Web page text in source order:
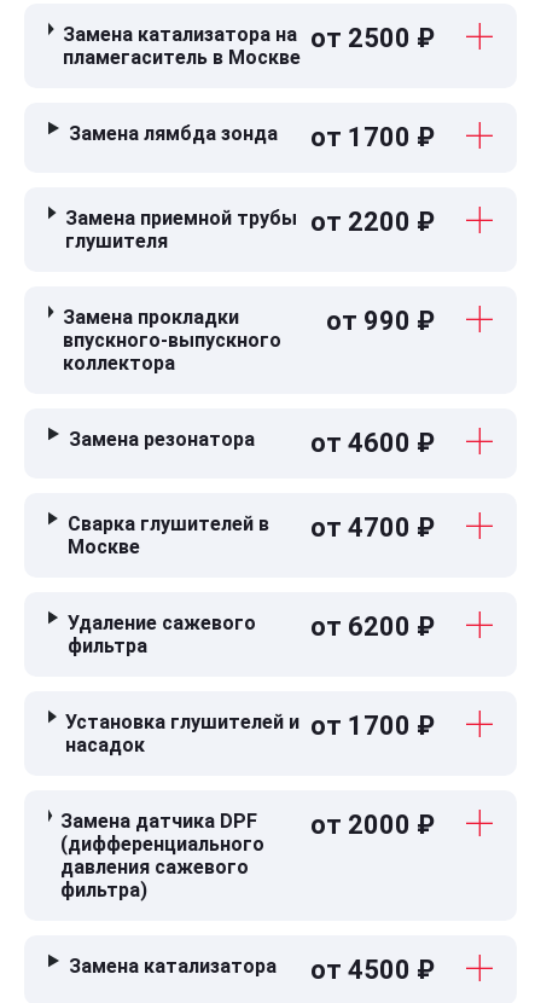
Замена катализатора на
пламегаситель в Москве
от 2500 ₽
Замена лямбда зонда от 1700 ₽
Замена приемной трубы
глушителя
от 2200 ₽
Замена прокладки
впускного-выпускного
коллектора
от 990 ₽
Замена резонатора от 4600 ₽
Сварка глушителей в
Москве
от 4700 ₽
Удаление сажевого
фильтра
от 6200 ₽
Установка глушителей и
насадок
от 1700 ₽
Замена датчика DPF
(дифференциального
давления сажевого
фильтра)
от 2000 ₽
Замена катализатора от 4500 ₽